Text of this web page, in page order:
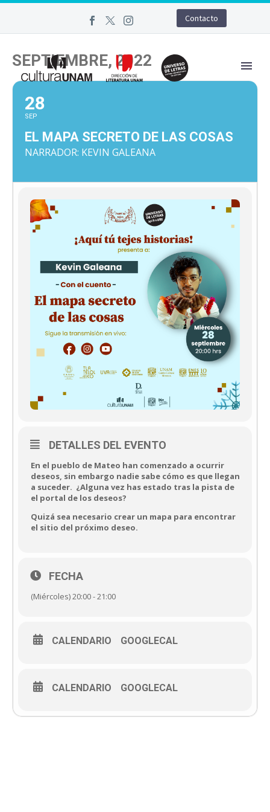
Contacto
SEPTIEMBRE, 2022
28
SEP
EL MAPA SECRETO DE LAS COSAS
NARRADOR: KEVIN GALEANA
DETALLES DEL EVENTO
En el pueblo de Mateo han comenzado a ocurrir
deseos, sin embargo nadie sabe cómo es que llegan
a suceder. ¿Alguna vez has estado tras la pista de
el portal de los deseos?
Quizá sea necesario crear un mapa para encontrar
el sitio del próximo deseo.
FECHA
(Miércoles) 20:00 - 21:00
CALENDARIO GOOGLECAL
CALENDARIO GOOGLECAL